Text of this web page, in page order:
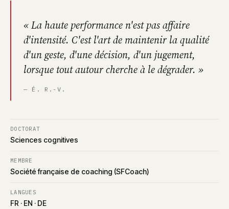
« La haute performance n'est pas affaire
d'intensité. C'est l'art de maintenir la qualité
d'un geste, d'une décision, d'un jugement,
lorsque tout autour cherche à le dégrader. »
— É. R.-V.
DOCTORAT
Sciences cognitives
MEMBRE
Société française de coaching (SFCoach)
LANGUES
FR · EN · DE